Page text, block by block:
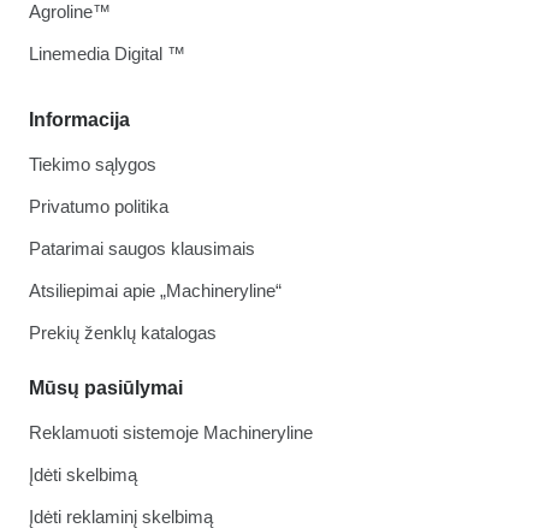
Informacija
Tiekimo sąlygos
Privatumo politika
Patarimai saugos klausimais
Atsiliepimai apie „Machineryline“
Prekių ženklų katalogas
Mūsų pasiūlymai
Reklamuoti sistemoje Machineryline
Įdėti skelbimą
Įdėti reklaminį skelbimą
Agroline™
Linemedia Digital ™